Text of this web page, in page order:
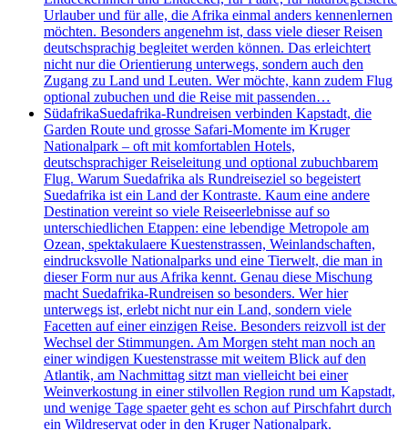
Urlauber und für alle, die Afrika einmal anders kennenlernen
möchten. Besonders angenehm ist, dass viele dieser Reisen
deutschsprachig begleitet werden können. Das erleichtert
nicht nur die Orientierung unterwegs, sondern auch den
Zugang zu Land und Leuten. Wer möchte, kann zudem Flug
optional zubuchen und die Reise mit passenden…
SüdafrikaSuedafrika-Rundreisen verbinden Kapstadt, die
Garden Route und grosse Safari-Momente im Kruger
Nationalpark – oft mit komfortablen Hotels,
deutschsprachiger Reiseleitung und optional zubuchbarem
Flug. Warum Suedafrika als Rundreiseziel so begeistert
Suedafrika ist ein Land der Kontraste. Kaum eine andere
Destination vereint so viele Reiseerlebnisse auf so
unterschiedlichen Etappen: eine lebendige Metropole am
Ozean, spektakulaere Kuestenstrassen, Weinlandschaften,
eindrucksvolle Nationalparks und eine Tierwelt, die man in
dieser Form nur aus Afrika kennt. Genau diese Mischung
macht Suedafrika-Rundreisen so besonders. Wer hier
unterwegs ist, erlebt nicht nur ein Land, sondern viele
Facetten auf einer einzigen Reise. Besonders reizvoll ist der
Wechsel der Stimmungen. Am Morgen steht man noch an
einer windigen Kuestenstrasse mit weitem Blick auf den
Atlantik, am Nachmittag sitzt man vielleicht bei einer
Weinverkostung in einer stilvollen Region rund um Kapstadt,
und wenige Tage spaeter geht es schon auf Pirschfahrt durch
ein Wildreservat oder in den Kruger Nationalpark.